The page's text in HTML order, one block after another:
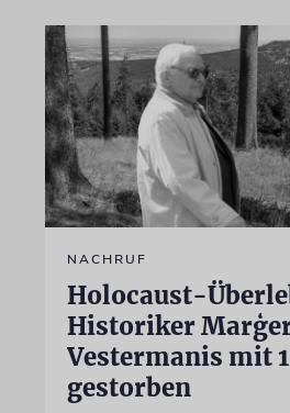
NACHRUF
Holocaust-
Historiker
Vestermanis mit
gestorben